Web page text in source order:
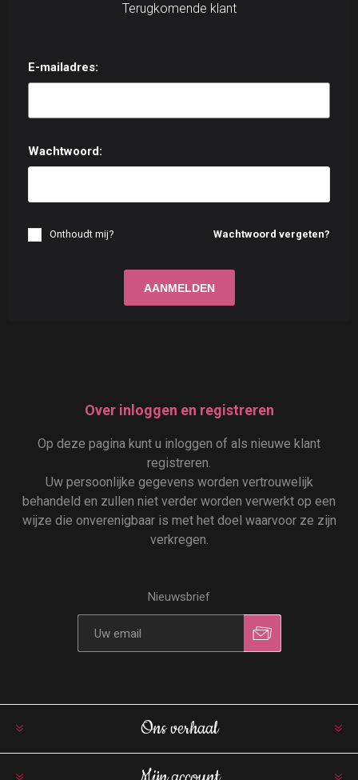
Terugkomende klant
E-mailadres:
Wachtwoord:
Wachtwoord vergeten?
Onthoudt mij?
Over inloggen en registreren
Op deze pagina kunt u inloggen of als nieuwe klant
registreren.
Uw persoonlijke gegevens worden vertrouwelijk
behandeld en zullen niet verder worden verwerkt op een
wijze die onverenigbaar is met het doel waarvoor ze zijn
verkregen.
Nieuwsbrief
Ons verhaal